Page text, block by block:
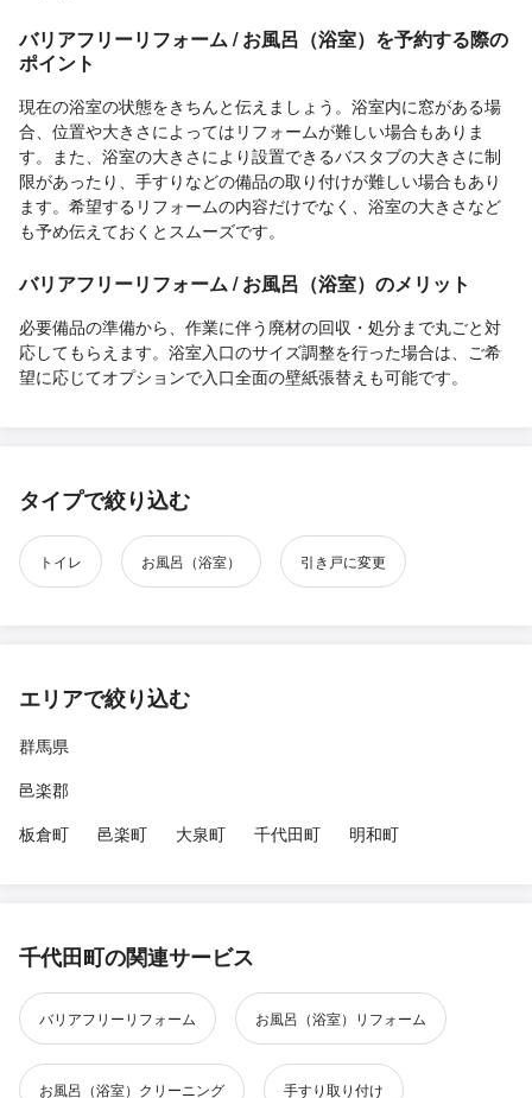
バリアフリーリフォーム / お風呂（浴室）を予約する際の
ポイント
現在の浴室の状態をきちんと伝えましょう。浴室内に窓がある場
合、位置や大きさによってはリフォームが難しい場合もありま
す。また、浴室の大きさにより設置できるバスタブの大きさに制
限があったり、手すりなどの備品の取り付けが難しい場合もあり
ます。希望するリフォームの内容だけでなく、浴室の大きさなど
も予め伝えておくとスムーズです。
バリアフリーリフォーム / お風呂（浴室）のメリット
必要備品の準備から、作業に伴う廃材の回収・処分まで丸ごと対
応してもらえます。浴室入口のサイズ調整を行った場合は、ご希
望に応じてオプションで入口全面の壁紙張替えも可能です。
タイプで絞り込む
トイレ お風呂（浴室） 引き戸に変更
エリアで絞り込む
群馬県
邑楽郡
板倉町
邑楽町 大泉町 千代田町 明和町
千代田町の関連サービス
バリアフリーリフォーム お風呂（浴室）リフォーム
お風呂（浴室）クリーニング 手すり取り付け